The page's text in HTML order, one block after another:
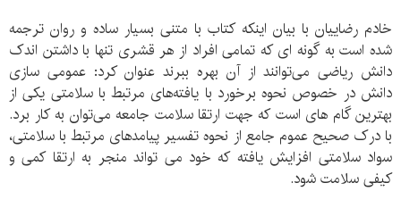
خادم رضاییان با بیان اینکه کتاب با متنی بسیار ساده و روان ترجمه
شده است به گونه ای که تمامی افراد از هر قشری تنها با داشتن اندک
دانش ریاضی می‌توانند از آن بهره ببرند عنوان کرد: عمومی سازی
دانش در خصوص نحوه برخورد با یافته‌های مرتبط با سلامتی یکی از
بهترین گام های است که جهت ارتقا سلامت جامعه می‌توان به کار برد.
با درک صحیح عموم جامع از نحوه تفسیر پیامدهای مرتبط با سلامتی،
سواد سلامتی افزایش یافته که خود می تواند منجر به ارتقا کمی و
کیفی سلامت شود.